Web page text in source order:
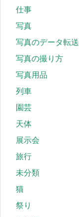
仕事
写真
写真のデータ転送
写真の撮り方
写真用品
列車
園芸
天体
展示会
旅行
未分類
猫
祭り